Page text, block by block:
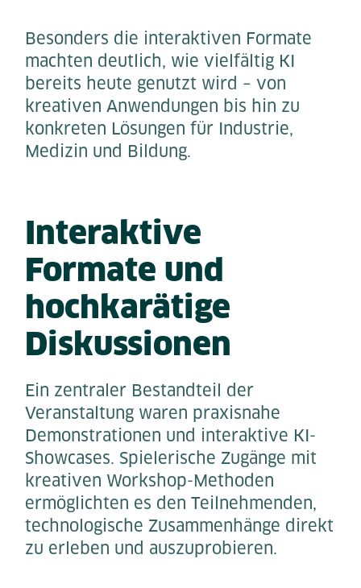
Besonders die interaktiven Formate
machten deutlich, wie vielfältig KI
bereits heute genutzt wird – von
kreativen Anwendungen bis hin zu
konkreten Lösungen für Industrie,
Medizin und Bildung.
Interaktive
Formate und
hochkarätige
Diskussionen
Ein zentraler Bestandteil der
Veranstaltung waren praxisnahe
Demonstrationen und interaktive KI-
Showcases. Spielerische Zugänge mit
kreativen Workshop-Methoden
ermöglichten es den Teilnehmenden,
technologische Zusammenhänge direkt
zu erleben und auszuprobieren.